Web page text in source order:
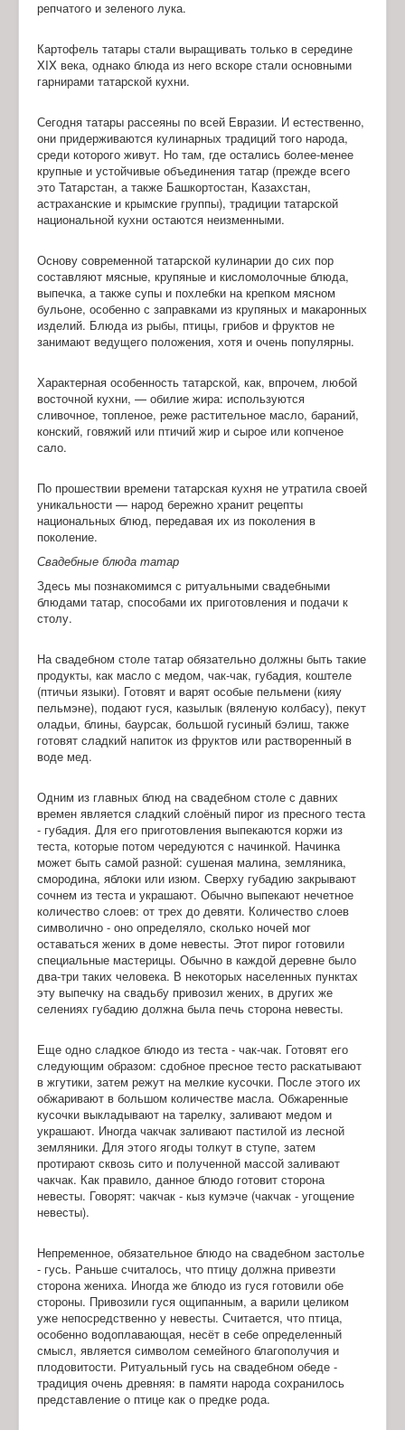
репчатого и зеленого лука.
Картофель татары стали выращивать только в середине
XIX века, однако блюда из него вскоре стали основными
гарнирами татарской кухни.
Сегодня татары рассеяны по всей Евразии. И естественно,
они придерживаются кулинарных традиций того народа,
среди которого живут. Но там, где остались более-менее
крупные и устойчивые объединения татар (прежде всего
это Татарстан, а также Башкортостан, Казахстан,
астраханские и крымские группы), традиции татарской
национальной кухни остаются неизменными.
Основу современной татарской кулинарии до сих пор
составляют мясные, крупяные и кисломолочные блюда,
выпечка, а также супы и похлебки на крепком мясном
бульоне, особенно с заправками из крупяных и макаронных
изделий. Блюда из рыбы, птицы, грибов и фруктов не
занимают ведущего положения, хотя и очень популярны.
Характерная особенность татарской, как, впрочем, любой
восточной кухни, — обилие жира: используются
сливочное, топленое, реже растительное масло, бараний,
конский, говяжий или птичий жир и сырое или копченое
сало.
По прошествии времени татарская кухня не утратила своей
уникальности — народ бережно хранит рецепты
национальных блюд, передавая их из поколения в
поколение.
Свадебные блюда татар
Здесь мы познакомимся с ритуальными свадебными
блюдами татар, способами их приготовления и подачи к
столу.
На свадебном столе татар обязательно должны быть такие
продукты, как масло с медом, чак-чак, губадия, коштеле
(птичьи языки). Готовят и варят особые пельмени (кияу
пельмэне), подают гуся, казылык (вяленую колбасу), пекут
оладьи, блины, баурсак, большой гусиный бэлиш, также
готовят сладкий напиток из фруктов или растворенный в
воде мед.
Одним из главных блюд на свадебном столе с давних
времен является сладкий слоёный пирог из пресного теста
- губадия. Для его приготовления выпекаются коржи из
теста, которые потом чередуются с начинкой. Начинка
может быть самой разной: сушеная малина, земляника,
смородина, яблоки или изюм. Сверху губадию закрывают
сочнем из теста и украшают. Обычно выпекают нечетное
количество слоев: от трех до девяти. Количество слоев
символично - оно определяло, сколько ночей мог
оставаться жених в доме невесты. Этот пирог готовили
специальные мастерицы. Обычно в каждой деревне было
два-три таких человека. В некоторых населенных пунктах
эту выпечку на свадьбу привозил жених, в других же
селениях губадию должна была печь сторона невесты.
Еще одно сладкое блюдо из теста - чак-чак. Готовят его
следующим образом: сдобное пресное тесто раскатывают
в жгутики, затем режут на мелкие кусочки. После этого их
обжаривают в большом количестве масла. Обжаренные
кусочки выкладывают на тарелку, заливают медом и
украшают. Иногда чакчак заливают пастилой из лесной
земляники. Для этого ягоды толкут в ступе, затем
протирают сквозь сито и полученной массой заливают
чакчак. Как правило, данное блюдо готовит сторона
невесты. Говорят: чакчак - кыз кумэче (чакчак - угощение
невесты).
Непременное, обязательное блюдо на свадебном застолье
- гусь. Раньше считалось, что птицу должна привезти
сторона жениха. Иногда же блюдо из гуся готовили обе
стороны. Привозили гуся ощипанным, а варили целиком
уже непосредственно у невесты. Считается, что птица,
особенно водоплавающая, несёт в себе определенный
смысл, является символом семейного благополучия и
плодовитости. Ритуальный гусь на свадебном обеде -
традиция очень древняя: в памяти народа сохранилось
представление о птице как о предке рода.